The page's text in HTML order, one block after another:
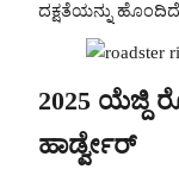
ದಕ್ಷತೆಯನ್ನು
2025 ಯೆಜ್ದಿ
ಹಾರ್ಡ್ವೇರ್